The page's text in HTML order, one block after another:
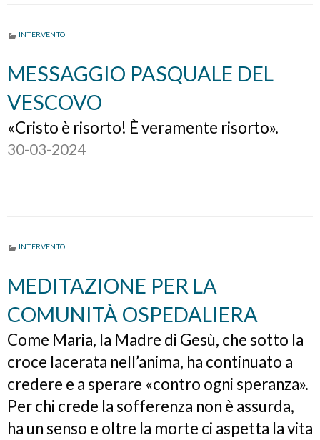
INTERVENTO
MESSAGGIO PASQUALE DEL
VESCOVO
«Cristo è risorto! È veramente risorto».
30-03-2024
INTERVENTO
MEDITAZIONE PER LA
COMUNITÀ OSPEDALIERA
Come Maria, la Madre di Gesù, che sotto la
croce lacerata nell’anima, ha continuato a
credere e a sperare «contro ogni speranza».
Per chi crede la sofferenza non è assurda,
ha un senso e oltre la morte ci aspetta la vita